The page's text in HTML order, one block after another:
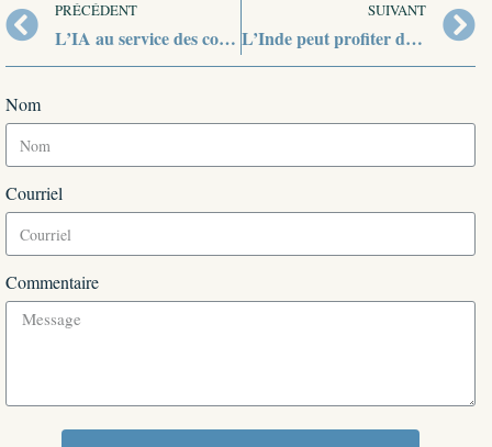
PRÉCÉDENT
L’IA au service des communications militaires, un projet de l’Agence européenne de défense
SUIVANT
L’Inde peut profiter des tensions au sein de l’Organisation de la coopération islamique
Nom
Courriel
Commentaire